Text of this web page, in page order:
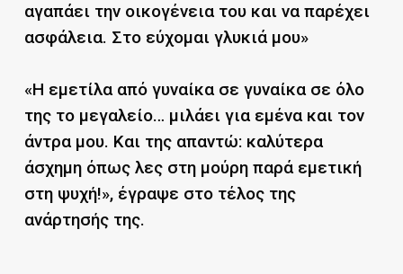
αγαπάει την οικογένεια του και να παρέχει
ασφάλεια. Στο εύχομαι γλυκιά μου»
«Η εμετίλα από γυναίκα σε γυναίκα σε όλο
της το μεγαλείο… μιλάει για εμένα και τον
άντρα μου. Και της απαντώ: καλύτερα
άσχημη όπως λες στη μούρη παρά εμετική
στη ψυχή!», έγραψε στο τέλος της
ανάρτησής της.